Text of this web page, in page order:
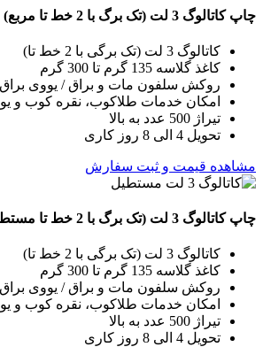
چاپ کاتالوگ 3 لت (تک برگ با 2 خط تا مربع)
کاتالوگ 3 لت (تک برگی با 2 خط تا)
کاغذ گلاسه 135 گرم تا 300 گرم
روکش سلفون مات و براق / یووی براق
امکان خدمات طلاکوب، نقره کوب و
تیراژ 500 عدد به بالا
تحویل 4 الی 8 روز کاری
مشاهده قیمت و ثبت سفارش
چاپ کاتالوگ 3 لت (تک برگ با 2 خط تا مستطیل)
کاتالوگ 3 لت (تک برگی با 2 خط تا)
کاغذ گلاسه 135 گرم تا 300 گرم
روکش سلفون مات و براق / یووی براق
امکان خدمات طلاکوب، نقره کوب و
تیراژ 500 عدد به بالا
تحویل 4 الی 8 روز کاری